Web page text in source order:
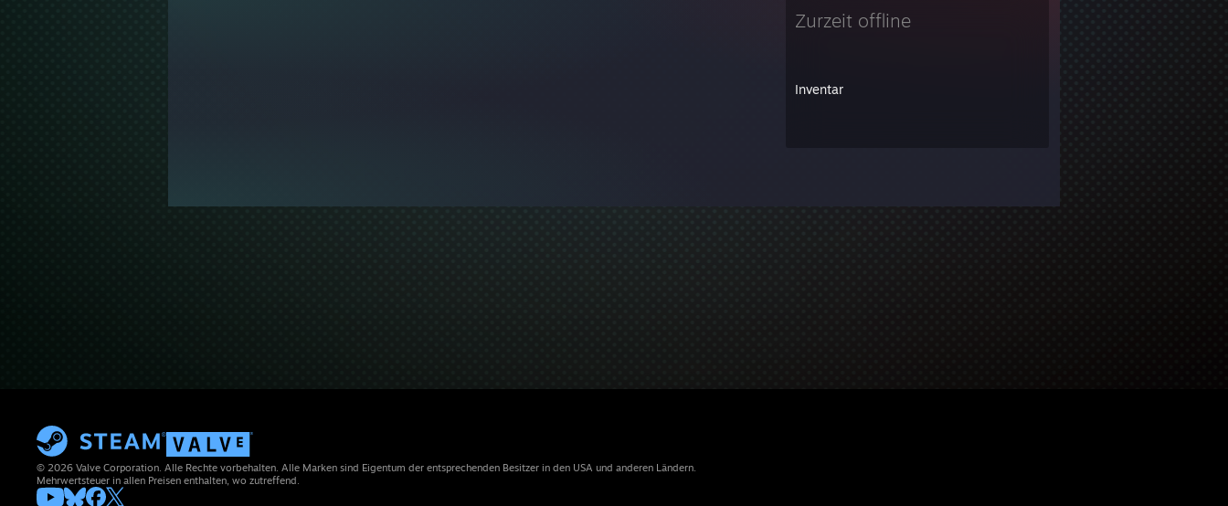
Zurzeit offline
Inventar
© 2026 Valve Corporation. Alle Rechte vorbehalten. Alle Marken sind Eigentum der entsprechenden Besitzer in den USA und anderen Ländern.
Mehrwertsteuer in allen Preisen enthalten, wo zutreffend.